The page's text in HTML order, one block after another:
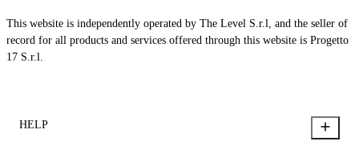
This website is independently operated by The Level S.r.l, and the seller of
record for all products and services offered through this website is Progetto
17 S.r.l.
HELP